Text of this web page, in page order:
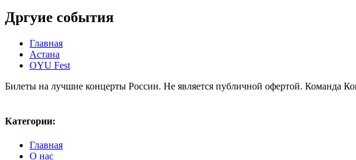
Дргуие события
Главная
Астана
OYU Fest
Билеты на лучшие концерты России. Не является публичной офертой. Команда
Категории:
Главная
О нас